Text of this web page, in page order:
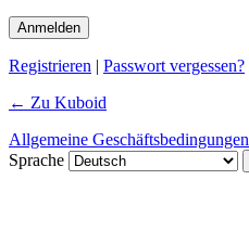
Registrieren | Passwort vergessen?
← Zu Kuboid
Allgemeine Geschäftsbedingungen
Sprache